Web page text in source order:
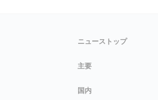
ニューストップ
主要
国内